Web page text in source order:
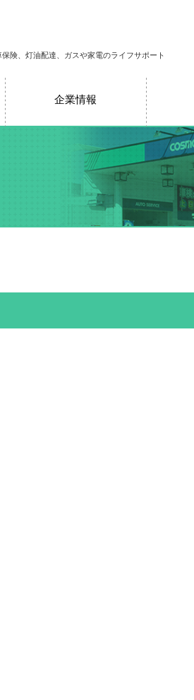
険、灯油配達、ガスや家電のライフサポート
企業情報